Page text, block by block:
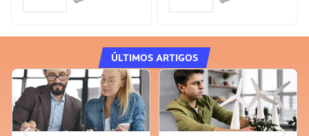
ÚLTIMOS ARTIGOS